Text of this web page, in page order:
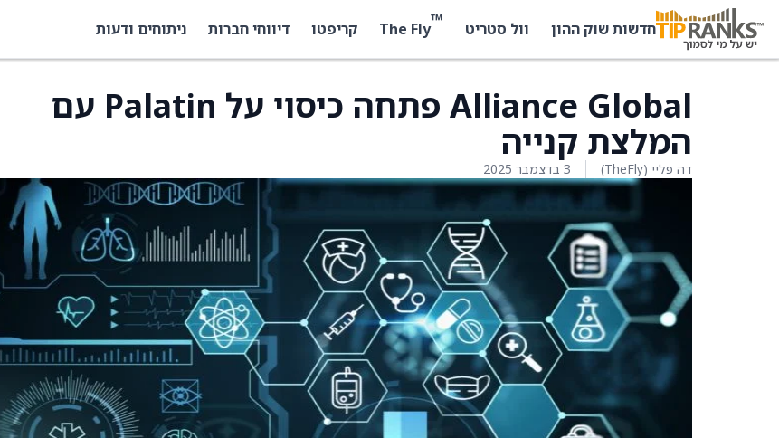
חדשות שוק ההון וול סטריט ™
The Fly קריפטו דיווחי חברות ניתוחים ודעות
Alliance Global פתחה כיסוי על Palatin עם
המלצת קנייה
דה פליי (TheFly) 3 בדצמבר 2025